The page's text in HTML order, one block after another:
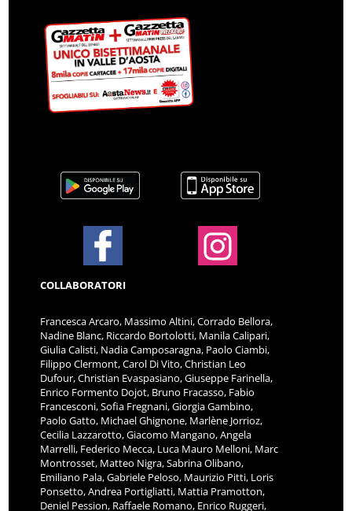
COLLABORATORI
Francesca Arcaro, Massimo Altini, Corrado Bellora,
Nadine Blanc, Riccardo Bortolotti, Manila Calipari,
Giulia Calisti, Nadia Camposaragna, Paolo Ciambi,
Filippo Clermont, Carol Di Vito, Christian Leo
Dufour, Christian Evaspasiano, Giuseppe Farinella,
Enrico Formento Dojot, Bruno Fracasso, Fabio
Francesconi, Sofia Fregnani, Giorgia Gambino,
Paolo Gatto, Michael Ghignone, Marlène Jorrioz,
Cecilia Lazzarotto, Giacomo Mangano, Angela
Marrelli, Federico Mecca, Luca Mauro Melloni, Marc
Montrosset, Matteo Nigra, Sabrina Olibano,
Emiliano Pala, Gabriele Peloso, Maurizio Pitti, Loris
Ponsetto, Andrea Portigliatti, Mattia Pramotton,
Deniel Pession, Raffaele Romano, Enrico Ruggeri,